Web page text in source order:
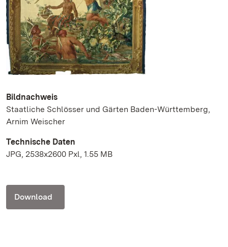
Bildnachweis
Staatliche Schlösser und Gärten Baden-Württemberg,
Arnim Weischer
Technische Daten
JPG, 2538x2600 Pxl, 1.55 MB
Download